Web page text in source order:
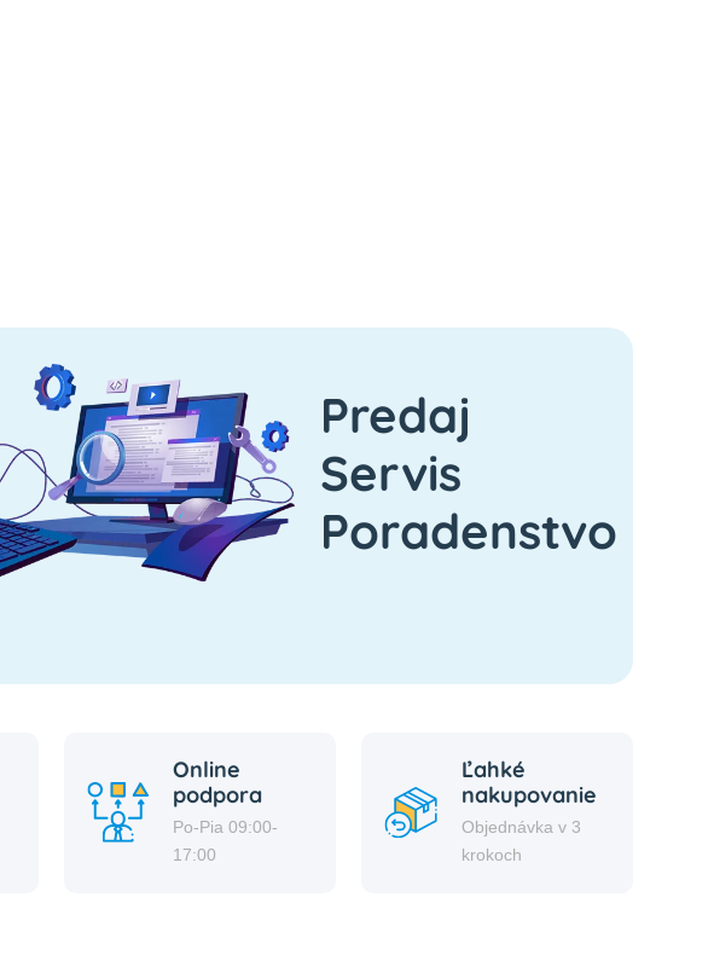
Predaj
Servis
Poradenstvo
Online
podpora
Po-Pia 09:00-
17:00
Ľahké
nakupovanie
Objednávka v 3
krokoch